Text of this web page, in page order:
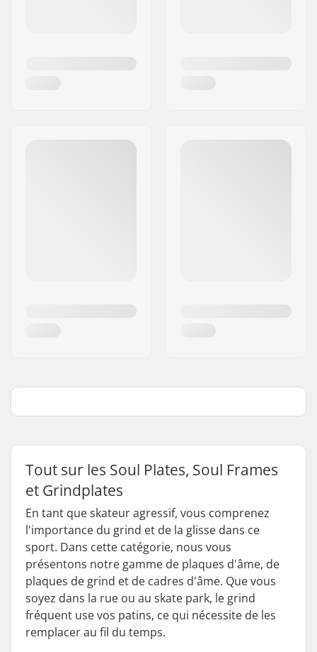
Tout sur les Soul Plates, Soul Frames
et Grindplates
En tant que skateur agressif, vous comprenez
l'importance du grind et de la glisse dans ce
sport. Dans cette catégorie, nous vous
présentons notre gamme de plaques d'âme, de
plaques de grind et de cadres d'âme. Que vous
soyez dans la rue ou au skate park, le grind
fréquent use vos patins, ce qui nécessite de les
remplacer au fil du temps.